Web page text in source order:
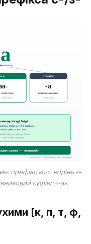
префікс «с-», корінь «-
суфікс «-а».
[к, п, т, ф,